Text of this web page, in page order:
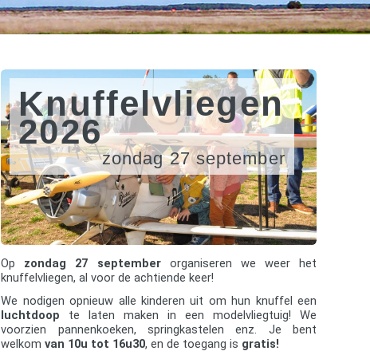
Knuffelvliegen
2026
zondag 27 september
Op zondag 27 septemberorganiseren we weer het
knuffelvliegen, al voor de achtiende keer!
We nodigen opnieuw alle kinderen uit om hun knuffel een
luchtdoop te laten maken in een modelvliegtuig! We
voorzien pannenkoeken, springkastelen enz. Je bent
welkomvan 10u tot 16u30, en de toegang is gratis!